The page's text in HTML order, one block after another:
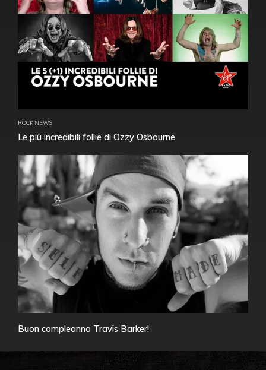
ROCK NEWS
Le più incredibili follie di Ozzy Osbourne
Buon compleanno Travis Barker!